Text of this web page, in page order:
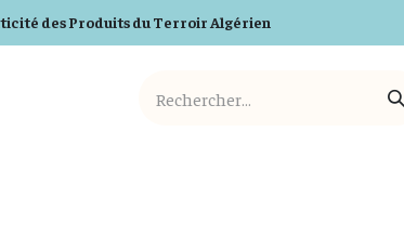
des Produits du Terroir Algérien